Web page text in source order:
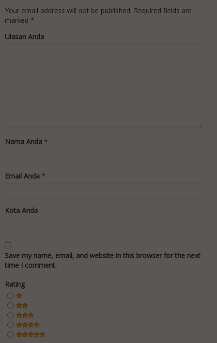
Your email address will not be published. Required fields are
marked *
Ulasan Anda
Nama Anda *
Email Anda *
Kota Anda
Save my name, email, and website in this browser for the next
time I comment.
Rating